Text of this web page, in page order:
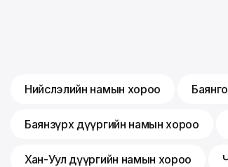
Нийслэлийн намын хороо
Баянзүрх дүүргийн намын хороо
Хан-Уул дүүргийн намын хороо